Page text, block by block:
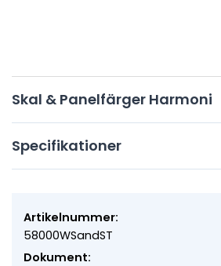
Skal & Panelfärger Harmoni
Specifikationer
Artikelnummer:
58000WSandST
Dokument: